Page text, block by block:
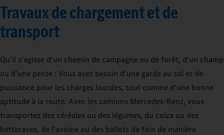
Travaux de chargement et de
transport
Qu'il s'agisse d'un chemin de campagne ou de forêt, d'un champ
ou d'une pente : Vous avez besoin d'une garde au sol et de
puissance pour les charges lourdes, tout comme d'une bonne
aptitude à la route. Avec les camions Mercedes‑Benz, vous
transportez des céréales ou des légumes, du colza ou des
betteraves, de l'avoine ou des ballots de foin de manière